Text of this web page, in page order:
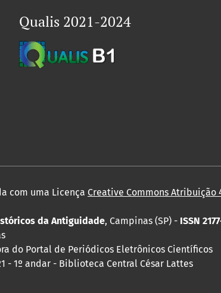
Qualis 2021-2024
com uma Licença Creative Commons
da Antiguidade, Campinas (SP) - ISSN
do Portal de Periódicos Eletrônicos Científicos
- 1º andar - Biblioteca Central César Lattes